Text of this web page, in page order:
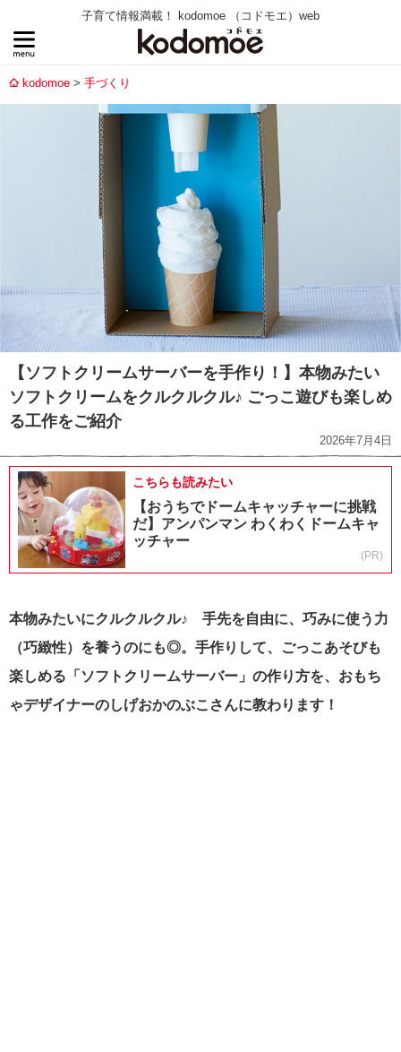
子育て情報満載！ kodomoe （コドモエ）web
kodomoe 手づくり
【ソフトクリームサーバーを手作り！】本物みたい
ソフトクリームをクルクルクル♪ ごっこ遊びも楽しめ
る工作をご紹介
2026年7月4日
こちらも読みたい
【おうちでドームキャッチャーに挑戦
だ】アンパンマン わくわくドームキャ
ッチャー
(PR)
本物みたいにクルクルクル♪ 手先を自由に、巧みに使う力
（巧緻性）を養うのにも◎。 手作りして、ごっこあそびも
楽しめる「ソフトクリームサーバー」の作り方を、おもち
ゃデザイナーのしげおかのぶこさんに教わります！